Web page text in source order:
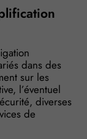
dans des
sur les
l’éventuel
diverses
de